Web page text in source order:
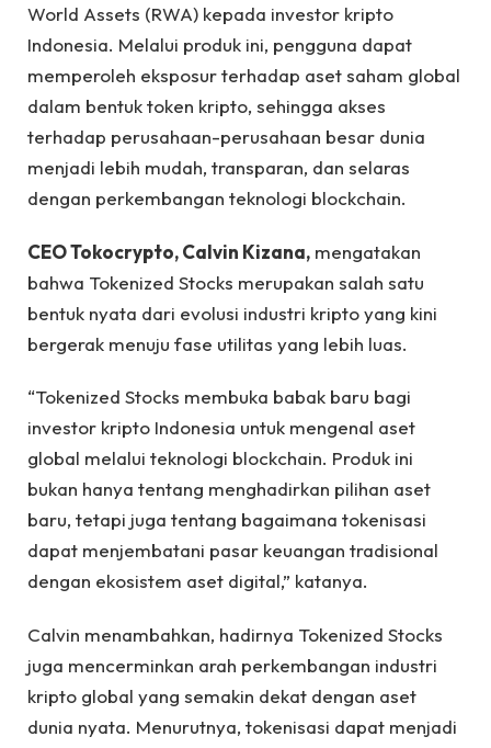
World Assets (RWA) kepada investor kripto
Indonesia. Melalui produk ini, pengguna dapat
memperoleh eksposur terhadap aset saham global
dalam bentuk token kripto, sehingga akses
terhadap perusahaan-perusahaan besar dunia
menjadi lebih mudah, transparan, dan selaras
dengan perkembangan teknologi blockchain.
CEO Tokocrypto, Calvin Kizana, mengatakan
bahwa Tokenized Stocks merupakan salah satu
bentuk nyata dari evolusi industri kripto yang kini
bergerak menuju fase utilitas yang lebih luas.
“Tokenized Stocks membuka babak baru bagi
investor kripto Indonesia untuk mengenal aset
global melalui teknologi blockchain. Produk ini
bukan hanya tentang menghadirkan pilihan aset
baru, tetapi juga tentang bagaimana tokenisasi
dapat menjembatani pasar keuangan tradisional
dengan ekosistem aset digital,” katanya.
Calvin menambahkan, hadirnya Tokenized Stocks
juga mencerminkan arah perkembangan industri
kripto global yang semakin dekat dengan aset
dunia nyata. Menurutnya, tokenisasi dapat menjadi